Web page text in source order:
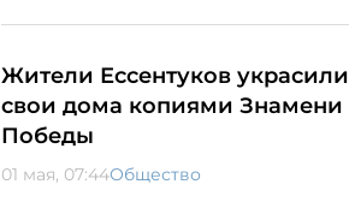
Жители Ессентуков украсили
свои дома копиями Знамени
Победы
01 мая, 07:44Общество